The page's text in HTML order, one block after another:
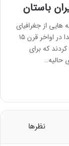
باستان
از جغرافیای
آن عهد دنیای شناخته شده جهان برجای گذاشته که بعدا در اواخر قرن ١۵
که برای
حالیه…
نظرها